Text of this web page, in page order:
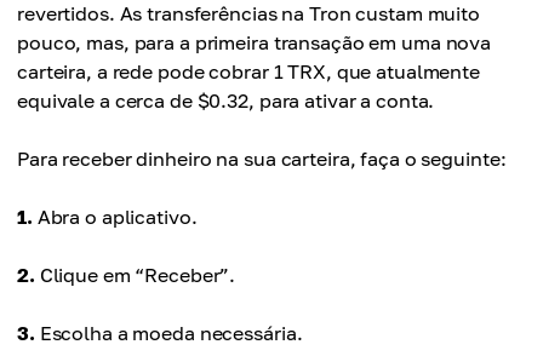
revertidos. As transferências na Tron custam muito
pouco, mas, para a primeira transação em uma nova
carteira, a rede pode cobrar 1 TRX, que atualmente
equivale a cerca de $0.32, para ativar a conta.
Para receber dinheiro na sua carteira, faça o seguinte:
1. Abra o aplicativo.
2. Clique em “Receber”.
3. Escolha a moeda necessária.